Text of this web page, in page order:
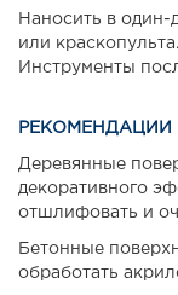
Наносить в один-
или
Инструменты
РЕКОМЕНДАЦИИ
Деревянные
декоративного
отшлифовать и
Бетонные
обработать